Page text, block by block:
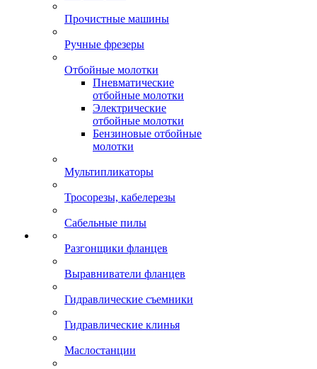
Прочистные машины
Ручные фрезеры
Отбойные молотки
Пневматические
отбойные молотки
Электрические
отбойные молотки
Бензиновые отбойные
молотки
Мультипликаторы
Тросорезы, кабелерезы
Сабельные пилы
Разгонщики фланцев
Выравниватели фланцев
Гидравлические съемники
Гидравлические клинья
Маслостанции